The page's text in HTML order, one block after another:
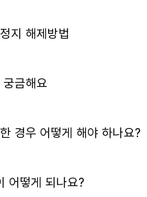
지 해제방법
금해요
경우 어떻게 해야 하나요?
어떻게 되나요?